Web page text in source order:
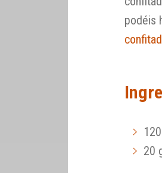
podéis
20